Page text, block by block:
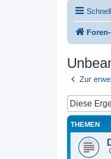
Zur
THEMEN